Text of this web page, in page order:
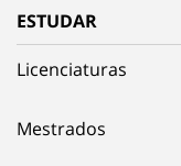
ESTUDAR
Licenciaturas
Mestrados